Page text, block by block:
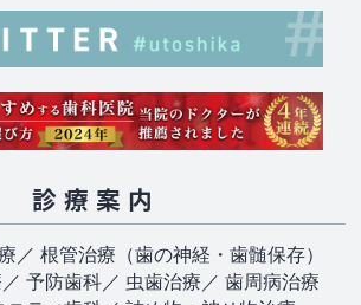
診療案内
／ 根管治療（歯の神経・歯髄保存）
／ 予防歯科／ 虫歯治療／ 歯周病治療